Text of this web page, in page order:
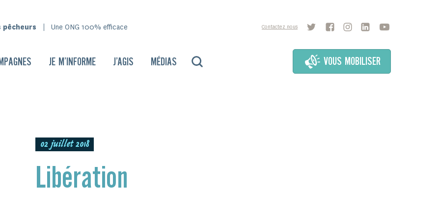
Une ONG 100% efficace Contactez nous
JE M’INFORME J’AGIS MÉDIAS VOUS MOBILISER
02 juillet 2018
Libération